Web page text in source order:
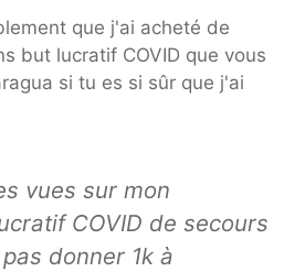
que j'ai acheté de
but lucratif COVID que vous
si tu es si sûr que j'ai
vues sur mon
COVID de secours
donner 1k à